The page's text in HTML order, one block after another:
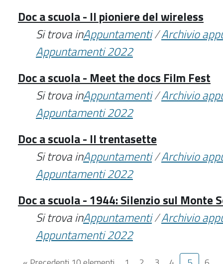
Doc a scuola - Il pioniere del wireless
Si trova inAppuntamenti/Archivio
Appuntamenti 2022
Doc a scuola - Meet the docs Film Fest
Si trova inAppuntamenti/Archivio
Appuntamenti 2022
Doc a scuola - Il trentasette
Si trova inAppuntamenti/Archivio
Appuntamenti 2022
Doc a scuola - 1944: Silenzio sul Monte
Si trova inAppuntamenti/Archivio
Appuntamenti 2022